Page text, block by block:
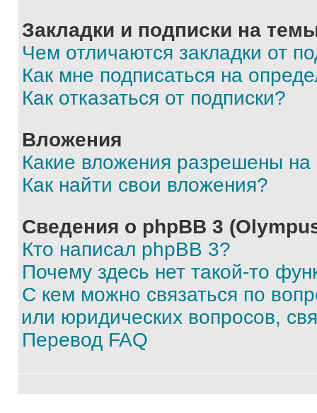
Закладки и подписки на
Чем отличаются закладки от
Как мне подписаться на
Как отказаться от подписки?
Вложения
Какие вложения разрешены
Как найти свои вложения?
Сведения о phpBB 3
Кто написал phpBB 3?
Почему здесь нет такой-то
С кем можно связаться по
или юридических вопросов,
Перевод FAQ